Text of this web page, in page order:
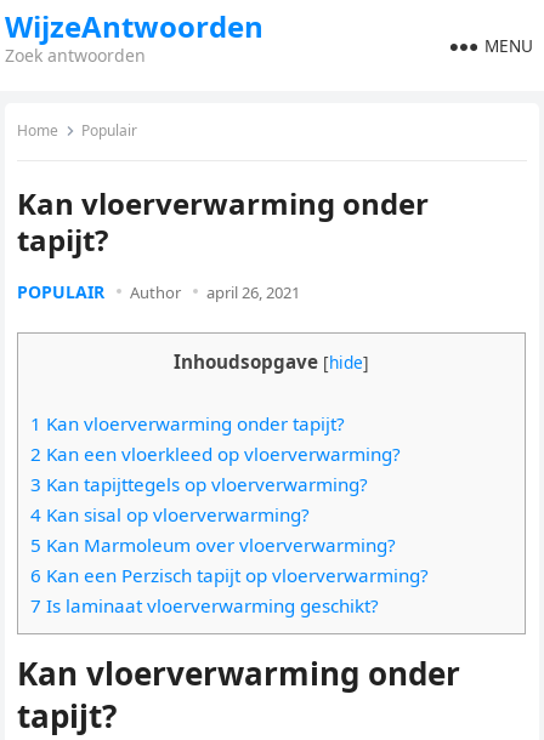
WijzeAntwoorden
Zoek antwoorden MENU
Home Populair
Kan vloerverwarming onder
tapijt?
POPULAIR Author april 26, 2021
Inhoudsopgave [hide]
1 Kan vloerverwarming onder tapijt?
2 Kan een vloerkleed op vloerverwarming?
3 Kan tapijttegels op vloerverwarming?
4 Kan sisal op vloerverwarming?
5 Kan Marmoleum over vloerverwarming?
6 Kan een Perzisch tapijt op vloerverwarming?
7 Is laminaat vloerverwarming geschikt?
Kan vloerverwarming onder
tapijt?